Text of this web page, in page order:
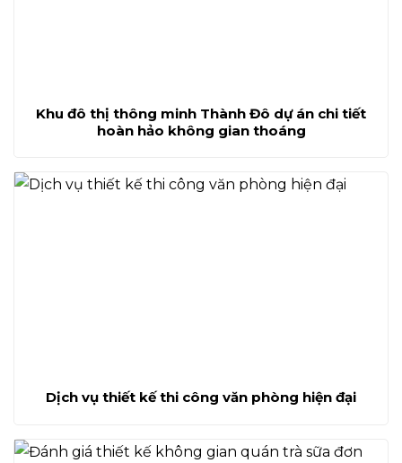
Khu đô thị thông minh Thành Đô dự án chi tiết
hoàn hảo không gian thoáng
Dịch vụ thiết kế thi công văn phòng hiện đại